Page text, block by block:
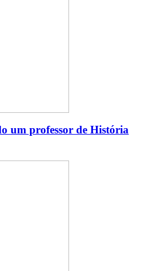
um professor de História